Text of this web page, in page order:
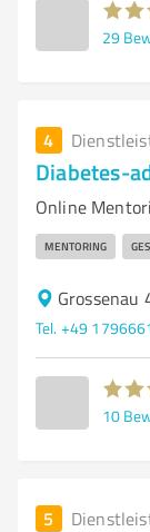
29
4
Diabetes-
Online
MENTORING
Grossenau
Tel. +49
10
5